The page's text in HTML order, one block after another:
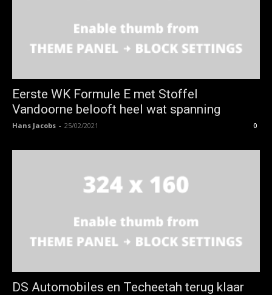
Eerste WK Formule E met Stoffel
Vandoorne belooft heel wat spanning
Hans Jacobs - 25/02/2021 0
DS Automobiles en Techeetah terug klaar